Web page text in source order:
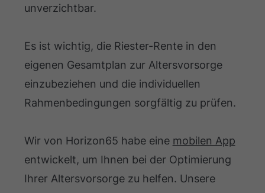
unverzichtbar.
Es ist wichtig, die Riester-Rente in den
eigenen Gesamtplan zur Altersvorsorge
einzubeziehen und die individuellen
Rahmenbedingungen sorgfältig zu prüfen.
Wir von Horizon65 habe eine mobilen App
entwickelt, um Ihnen bei der Optimierung
Ihrer Altersvorsorge zu helfen. Unsere